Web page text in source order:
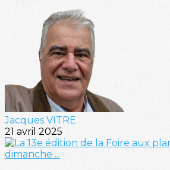
Jacques VITRE
21 avril 2025